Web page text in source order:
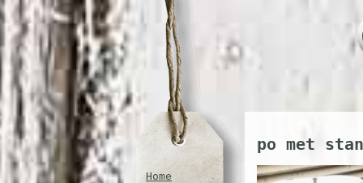
Home
po met